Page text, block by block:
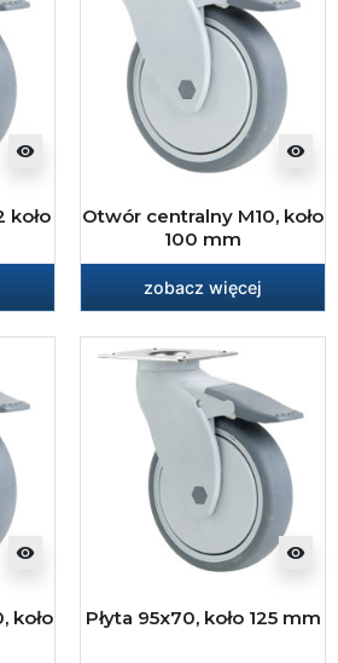
visibility
koło
visibility
Otwór centralny M10, koło
100 mm
zobacz więcej
visibility
koło
visibility
Płyta 95x70, koło 125 mm